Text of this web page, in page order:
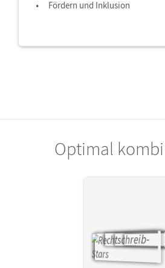
Fördern und Inklusion
Optimal